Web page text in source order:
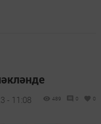
- 11:08 489 0 0